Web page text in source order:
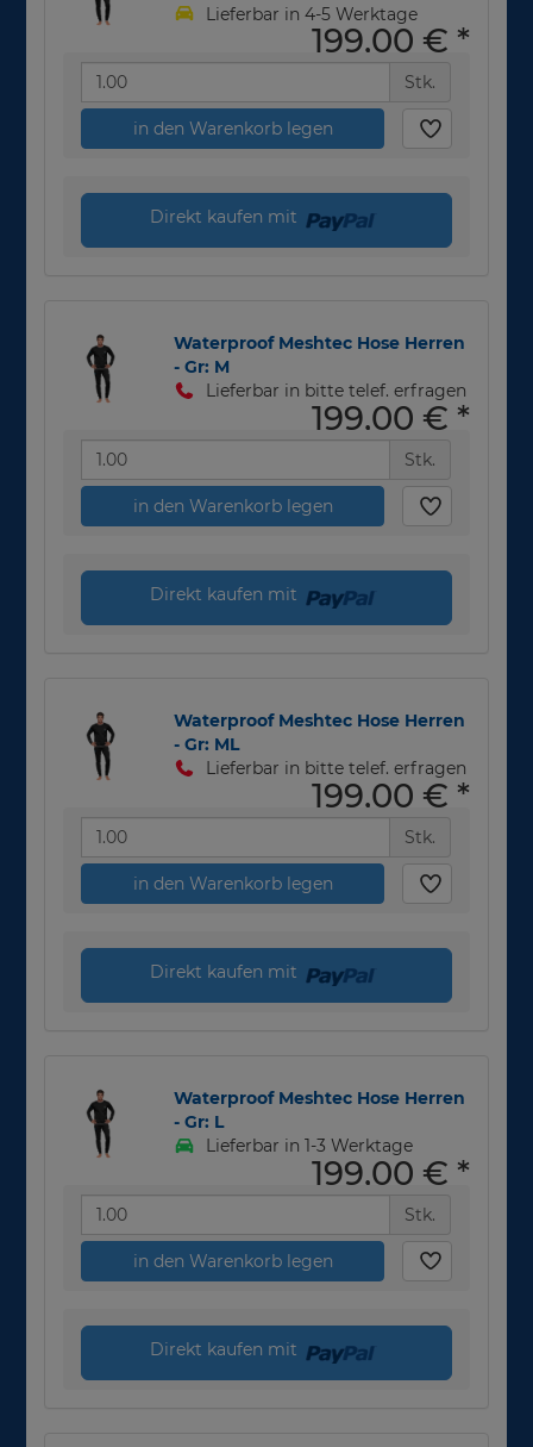
Lieferbar in 4-5 Werktage
199,00 € *
Stk.
in den Warenkorb legen
Direkt kaufen mit
Waterproof Meshtec Hose Herren
- Gr: M
Lieferbar in bitte telef. erfragen
199,00 € *
Stk.
in den Warenkorb legen
Direkt kaufen mit
Waterproof Meshtec Hose Herren
- Gr: ML
Lieferbar in bitte telef. erfragen
199,00 € *
Stk.
in den Warenkorb legen
Direkt kaufen mit
Waterproof Meshtec Hose Herren
- Gr: L
Lieferbar in 1-3 Werktage
199,00 € *
Stk.
in den Warenkorb legen
Direkt kaufen mit